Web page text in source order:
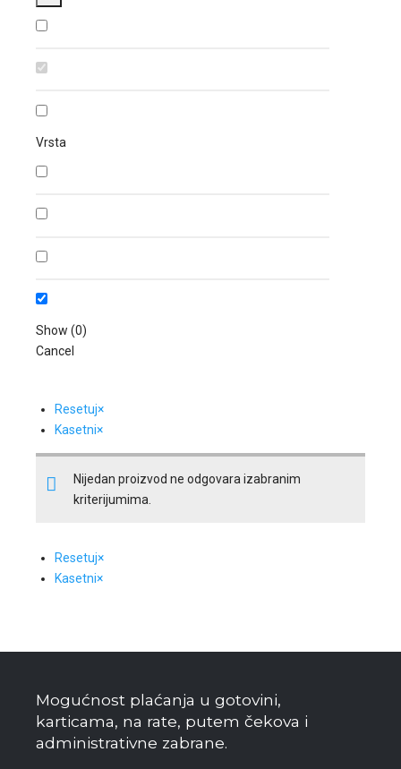
Resetuj×
Kasetni×
Nijedan proizvod ne odgovara izabranim
kriterijumima.
Resetuj×
Kasetni×
Vrsta
Show (0)
Cancel
Mogućnost plaćanja u gotovini,
karticama, na rate, putem čekova i
administrativne zabrane.